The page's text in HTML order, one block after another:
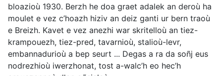
bloazioù 1930. Berzh he doa graet adalek an deroù ha
moulet e vez c’hoazh hiziv an deiz ganti ur bern traoù
e Breizh. Kavet e vez anezhi war skritelloù an tiez-
krampouezh, tiez-pred, tavarnioù, stalioù-levr,
embannadurioù a bep seurt ... Degas a ra da soñj eus
nodrezhioù iwerzhonat, tost a-walc’h eo hec’h